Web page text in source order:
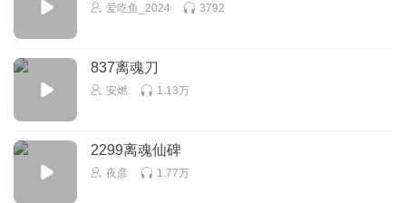
爱吃鱼_2024 3792
837离魂刀
安燃 1.13万
2299离魂仙碑
夜彦 1.77万